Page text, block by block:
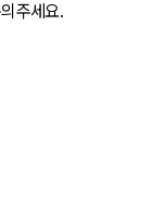
주세요.